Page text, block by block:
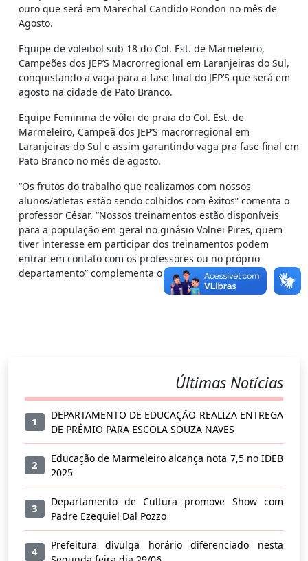
ouro que será em Marechal Candido Rondon no mês de
Agosto.
Equipe de voleibol sub 18 do Col. Est. de Marmeleiro,
Campeões dos JEP’S Macrorregional em Laranjeiras do Sul,
conquistando a vaga para a fase final do JEP’S que será em
agosto na cidade de Pato Branco.
Equipe Feminina de vôlei de praia do Col. Est. de
Marmeleiro, Campeã dos JEP’S macrorregional em
Laranjeiras do Sul e assim garantindo vaga pra fase final em
Pato Branco no mês de agosto.
“Os frutos do trabalho que realizamos com nossos
alunos/atletas estão sendo colhidos com êxitos” comenta o
professor César. “Nossos treinamentos estão disponíveis
para a população em geral no ginásio Volnei Pires, quem
tiver interesse em participar dos treinamentos podem
entrar em contato com os professores ou no próprio
departamento” complementa o professor César.
Últimas Notícias
1
DEPARTAMENTO DE EDUCAÇÃO REALIZA ENTREGA
DE PRÊMIO PARA ESCOLA SOUZA NAVES
2
Educação de Marmeleiro alcança nota 7,5 no IDEB
2025
3
Departamento de Cultura promove Show com
Padre Ezequiel Dal Pozzo
4
Prefeitura divulga horário diferenciado nesta